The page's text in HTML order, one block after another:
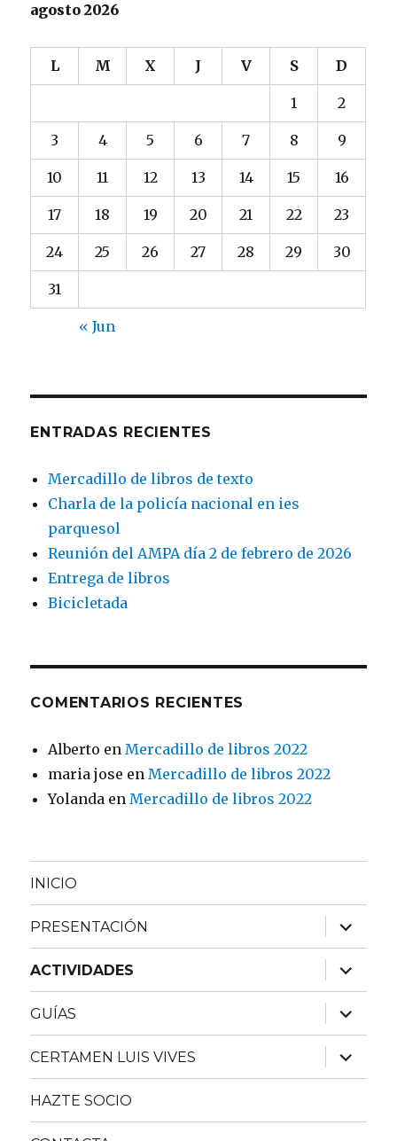
agosto 2026
L M X J V S D
1 2
3 4 5 6 7 8 9
10 11 12 13 14 15 16
17 18 19 20 21 22 23
24 25 26 27 28 29 30
31
« Jun
ENTRADAS RECIENTES
Mercadillo de libros de texto
Charla de la policía nacional en ies
parquesol
Reunión del AMPA día 2 de febrero de 2026
Entrega de libros
Bicicletada
COMENTARIOS RECIENTES
Alberto enMercadillo de libros 2022
maria jose enMercadillo de libros 2022
Yolanda enMercadillo de libros 2022
INICIO
PRESENTACIÓN
expande
el
menú
inferior
ACTIVIDADES
expande
el
menú
inferior
GUÍAS
expande
el
menú
inferior
CERTAMEN LUIS VIVES
expande
el
menú
HAZTE SOCIO